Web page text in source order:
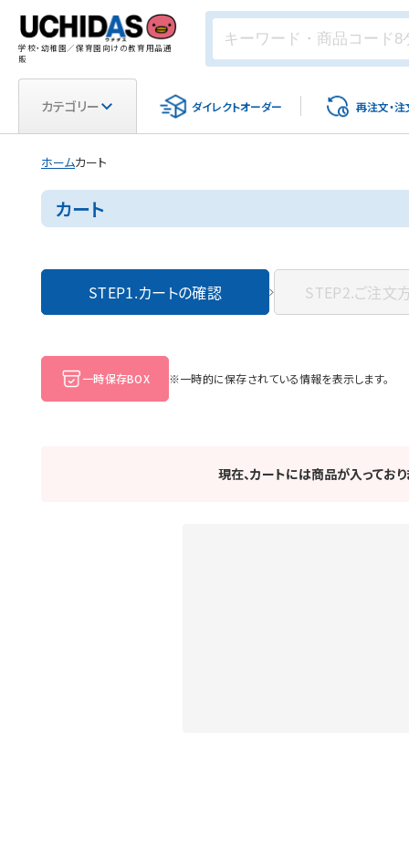
学校・幼稚園／保育園向けの教育用品通
販
カテゴリー ダイレクトオーダー 再注文・注
ホームカート
カート
STEP1.カートの確認 STEP2.ご注文
一時保存BOX ※一時的に保存されている情報を表示します。
現在、カートには商品が入ってお